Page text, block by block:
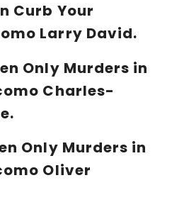
Curb Your
Larry David.
en Only Murders in
Charles-
Only Murders in
Oliver